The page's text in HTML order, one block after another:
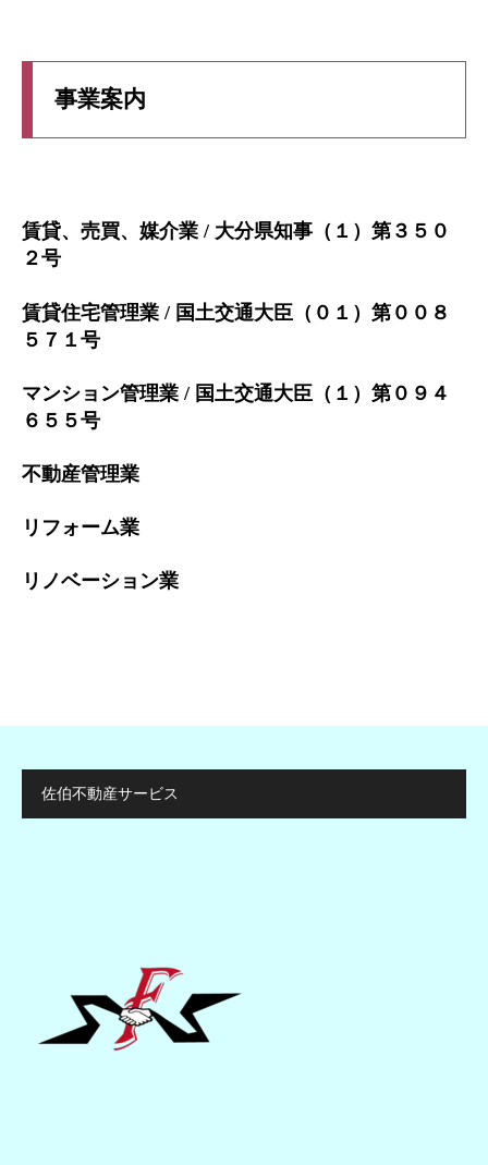
事業案内
賃貸、売買、媒介業 / 大分県知事（１）第３５０
２号
賃貸住宅管理業 / 国土交通大臣（０１）第００８
５７１号
マンション管理業 / 国土交通大臣（１）第０９４
６５５号
不動産管理業
リフォーム業
リノベーション業
佐伯不動産サービス